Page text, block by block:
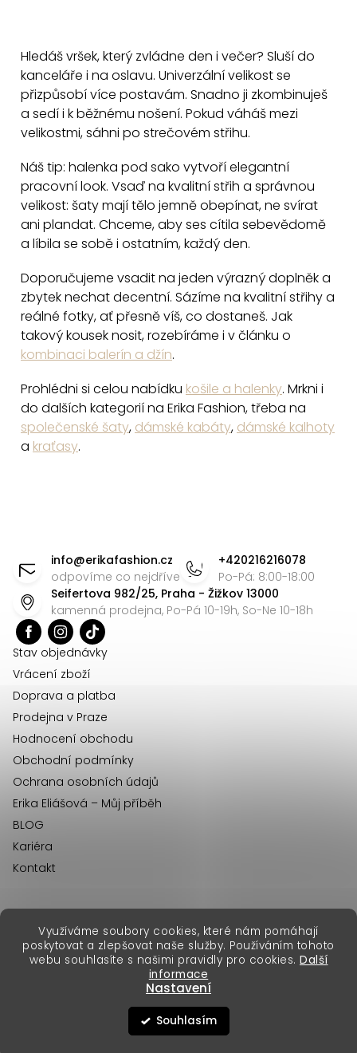
Využíváme soubory cookies, které nám pomáhají
poskytovat a zlepšovat naše služby. Používáním tohoto
webu souhlasíte s našimi pravidly pro cookies. Další
informace
Nastavení
Souhlasím
l
á
d
a
í
p
r
v
k
y
v
ý
p
u
Hledáš vršek, který zvládne den i večer? Sluší do
kanceláře i na oslavu. Univerzální velikost se
přizpůsobí více postavám. Snadno ji zkombinuješ
a sedí i k běžnému nošení. Pokud váháš mezi
velikostmi, sáhni po strečovém střihu.
Náš tip: halenka pod sako vytvoří elegantní
pracovní look. Vsaď na kvalitní střih a správnou
velikost: šaty mají tělo jemně obepínat, ne svírat
ani plandat. Chceme, aby ses cítila sebevědomě
a líbila se sobě i ostatním, každý den.
Doporučujeme vsadit na jeden výrazný doplněk a
zbytek nechat decentní. Sázíme na kvalitní střihy a
reálné fotky, ať přesně víš, co dostaneš. Jak
takový kousek nosit, rozebíráme i v článku o
kombinaci balerín a džín.
Prohlédni si celou nabídku košile a halenky. Mrkni i
do dalších kategorií na Erika Fashion, třeba na
společenské šaty, dámské kabáty, dámské kalhoty
a kraťasy.
info@erikafashion.cz
odpovíme co nejdříve
+420216216078
Po-Pá: 8:00-18:00
Seifertova 982/25, Praha - Žižkov 13000
kamenná prodejna, Po-Pá 10-19h, So-Ne 10-18h
Stav objednávky
Vrácení zboží
Doprava a platba
Prodejna v Praze
Hodnocení obchodu
Obchodní podmínky
Ochrana osobních údajů
Erika Eliášová – Můj příběh
BLOG
Kariéra
Kontakt
Vytvořil Shoptet Premium
Copyright 2026Erika Fashion. Všechna práva vyhrazena.
erikafashion.sk